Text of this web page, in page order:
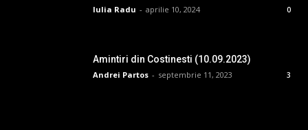
Iulia Radu - aprilie 10, 2024 0
Amintiri din Costinesti (10.09.2023)
Andrei Partos - septembrie 11, 2023 3